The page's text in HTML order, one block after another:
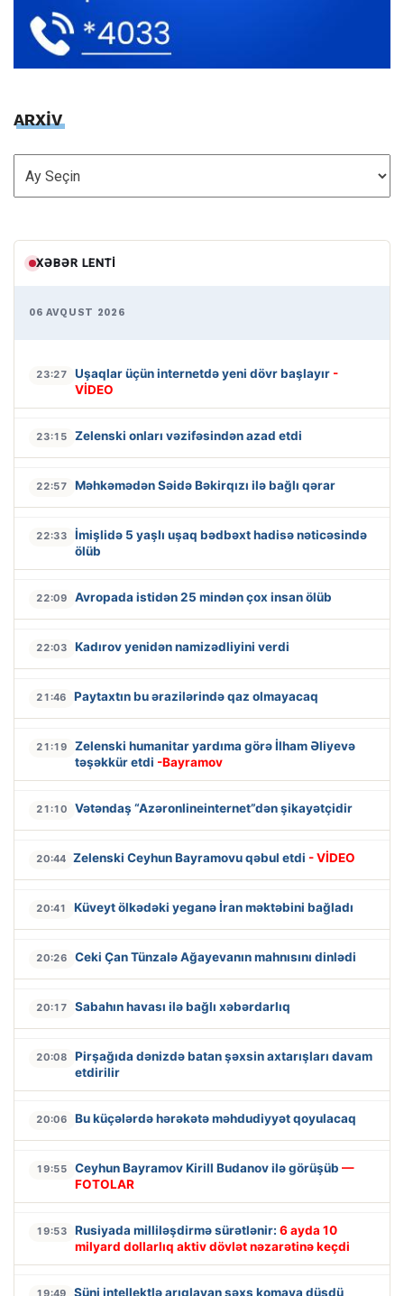
ARXİV
ARXİV
XƏBƏR LENTI
06 AVQUST 2026
23:27 Uşaqlar üçün internetdə yeni dövr başlayır -
VİDEO
23:15 Zelenski onları vəzifəsindən azad etdi
22:57 Məhkəmədən Səidə Bəkirqızı ilə bağlı qərar
22:33
İmişlidə 5 yaşlı uşaq bədbəxt hadisə nəticəsində
ölüb
22:09 Avropada istidən 25 mindən çox insan ölüb
22:03 Kadırov yenidən namizədliyini verdi
21:46 Paytaxtın bu ərazilərində qaz olmayacaq
21:19
Zelenski humanitar yardıma görə İlham Əliyevə
təşəkkür etdi -Bayramov
21:10 Vətəndaş “Azəronlineinternet”dən şikayətçidir
20:44 Zelenski Ceyhun Bayramovu qəbul etdi - VİDEO
20:41 Küveyt ölkədəki yeganə İran məktəbini bağladı
20:26 Ceki Çan Tünzalə Ağayevanın mahnısını dinlədi
20:17 Sabahın havası ilə bağlı xəbərdarlıq
20:08
Pirşağıda dənizdə batan şəxsin axtarışları davam
etdirilir
20:06 Bu küçələrdə hərəkətə məhdudiyyət qoyulacaq
19:55 Ceyhun Bayramov Kirill Budanov ilə görüşüb —
FOTOLAR
19:53 Rusiyada milliləşdirmə sürətlənir: 6 ayda 10
milyard dollarlıq aktiv dövlət nəzarətinə keçdi
19:49 Süni intellektlə arıqlayan şəxs komaya düşdü